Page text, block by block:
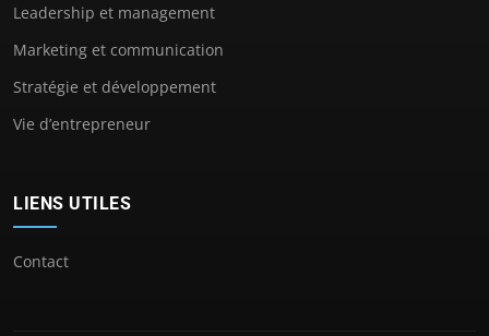
Leadership et management
Marketing et communication
Stratégie et développement
Vie d’entrepreneur
LIENS UTILES
Contact